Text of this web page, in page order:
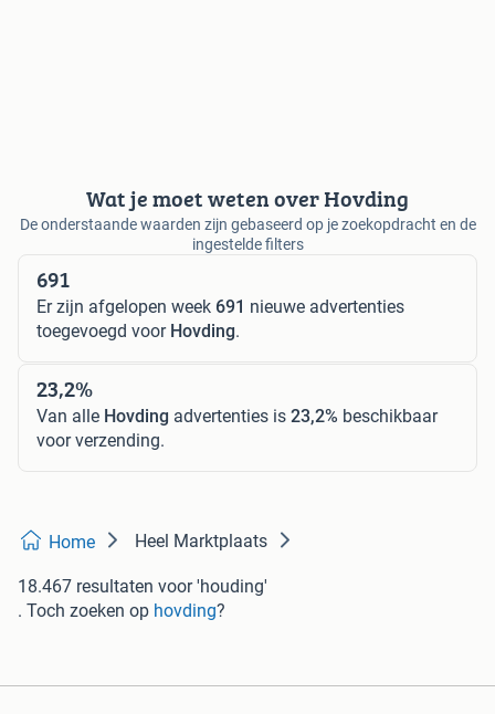
Wat je moet weten over Hovding
De onderstaande waarden zijn gebaseerd op je zoekopdracht en de
ingestelde filters
691
Er zijn afgelopen week 691 nieuwe advertenties
toegevoegd voor Hovding.
23,2%
Van alle Hovding advertenties is 23,2% beschikbaar
voor verzending.
Home Heel Marktplaats
18.467 resultaten voor 'houding'
. Toch zoeken op hovding?